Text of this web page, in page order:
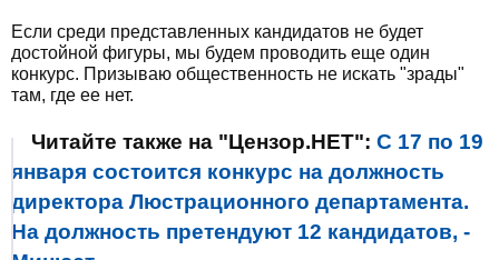
Если среди представленных кандидатов не будет
достойной фигуры, мы будем проводить еще один
конкурс. Призываю общественность не искать "зрады"
там, где ее нет.
Читайте также на "Цензор.НЕТ": С 17 по 19
января состоится конкурс на должность
директора Люстрационного департамента.
На должность претендуют 12 кандидатов, -